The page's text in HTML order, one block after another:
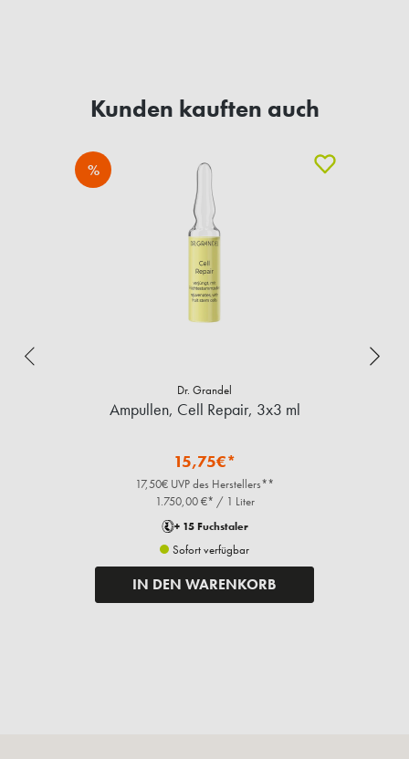
Kunden kauften auch
%
Dr. Grandel
Ampullen, Cell Repair, 3x3 ml
15,75€*
17,50€ UVP des Herstellers**
1.750,00 €* / 1 Liter
+ 15 Fuchstaler
Sofort verfügbar
IN DEN WARENKORB